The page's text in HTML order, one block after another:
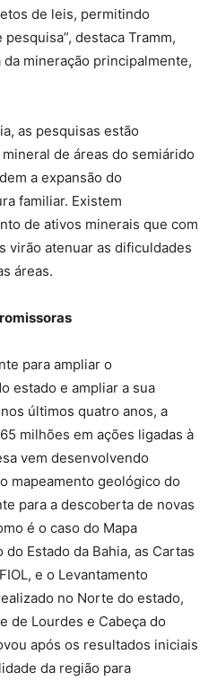
de leis, permitindo
destaca Tramm,
mineração principalmente,
as pesquisas estão
de áreas do semiárido
a expansão do
familiar. Existem
de ativos minerais que com
virão atenuar as dificuldades
áreas.
para ampliar o
estado e ampliar a sua
últimos quatro anos, a
milhões em ações ligadas à
vem desenvolvendo
mapeamento geológico do
para a descoberta de novas
é o caso do Mapa
Estado da Bahia, as Cartas
e o Levantamento
no Norte do estado,
de Lourdes e Cabeça do
após os resultados iniciais
da região para